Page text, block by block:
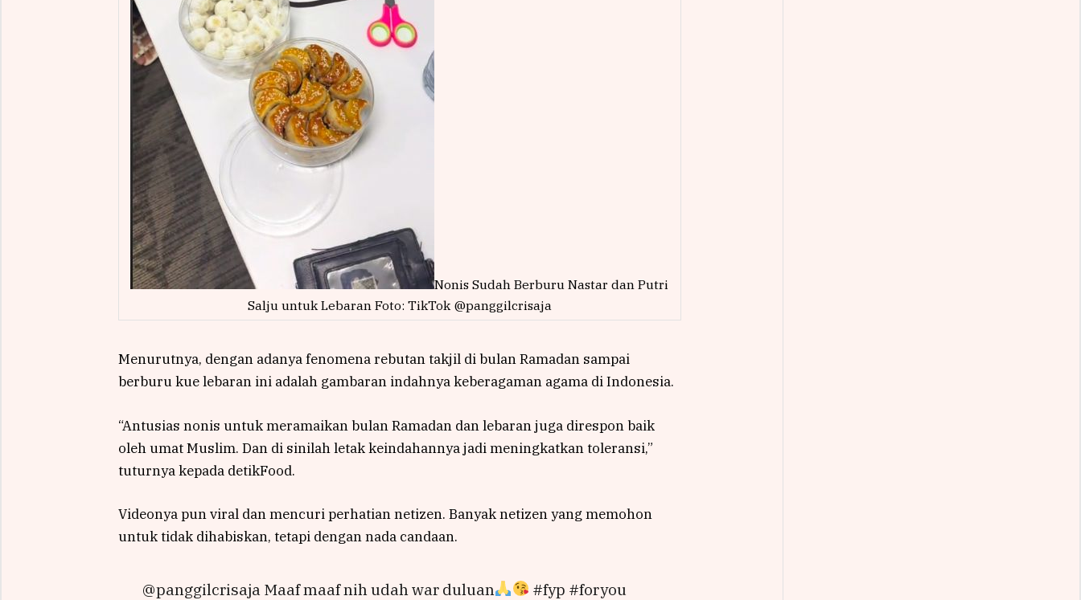
Nonis Sudah Berburu Nastar dan Putri
Salju untuk Lebaran Foto: TikTok @panggilcrisaja
Menurutnya, dengan adanya fenomena rebutan takjil di bulan Ramadan sampai
berburu kue lebaran ini adalah gambaran indahnya keberagaman agama di Indonesia.
“Antusias nonis untuk meramaikan bulan Ramadan dan lebaran juga direspon baik
oleh umat Muslim. Dan di sinilah letak keindahannya jadi meningkatkan toleransi,”
tuturnya kepada detikFood.
Videonya pun viral dan mencuri perhatian netizen. Banyak netizen yang memohon
untuk tidak dihabiskan, tetapi dengan nada candaan.
@panggilcrisaja Maaf maaf nih udah war duluan
#fyp #foryou